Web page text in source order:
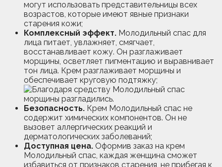
могут использовать представительницы всех
возрастов, которые имеют явные признаки
старения кожи;
Комплексный эффект. Молодильный спас для
лица питает, увлажняет, смягчает,
восстанавливает кожу. Он разглаживает
морщины, осветляет пигментацию и выравнивает
тон лица. Крем разглаживает морщины и
обеспечивает круговую подтяжку;
Безопасность. Крем Молодильный спас не
содержит химических компонентов. Он не
вызовет аллергических реакций и
дерматологических заболеваний;
Доступная цена. Оформив заказ на крем
Молодильный спас, каждая женщина сможет
избавиться от признаков старения, не прибегая к